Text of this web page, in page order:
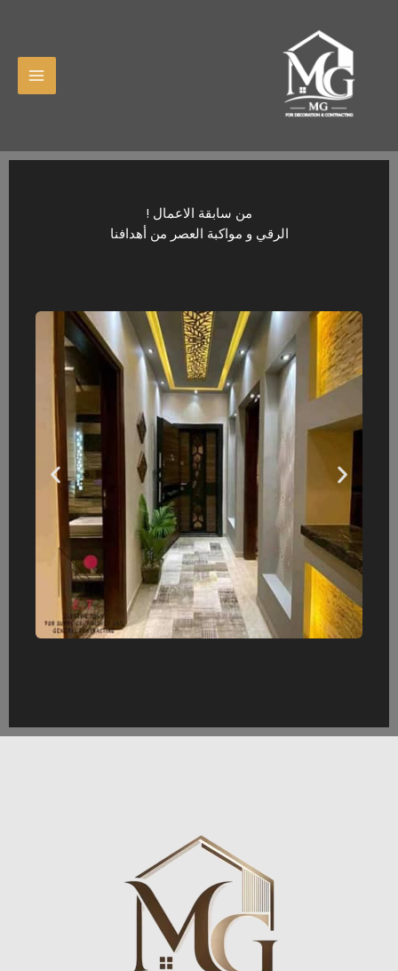
من سابقة الاعمال !
الرقي و مواكبة العصر من أهدافنا